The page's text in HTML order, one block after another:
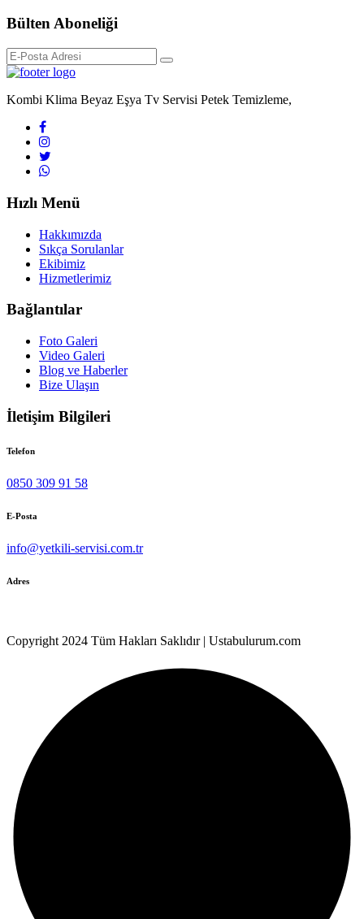
Bülten Aboneliği
Kombi Klima Beyaz Eşya Tv Servisi Petek Temizleme,
Hızlı Menü
Hakkımızda
Sıkça Sorulanlar
Ekibimiz
Hizmetlerimiz
Bağlantılar
Foto Galeri
Video Galeri
Blog ve Haberler
Bize Ulaşın
İletişim Bilgileri
Telefon
0850 309 91 58
E-Posta
info@yetkili-servisi.com.tr
Adres
Copyright 2024 Tüm Hakları Saklıdır | Ustabulurum.com